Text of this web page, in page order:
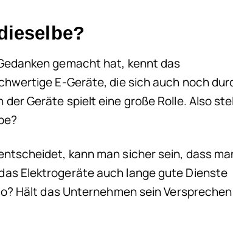
gemacht hat, kennt das
E-Geräte, die sich auch noch
Geräte spielt eine große Rolle. Also
kann man sicher sein, dass
Elektrogeräte auch lange gute Dienste
Hält das Unternehmen sein